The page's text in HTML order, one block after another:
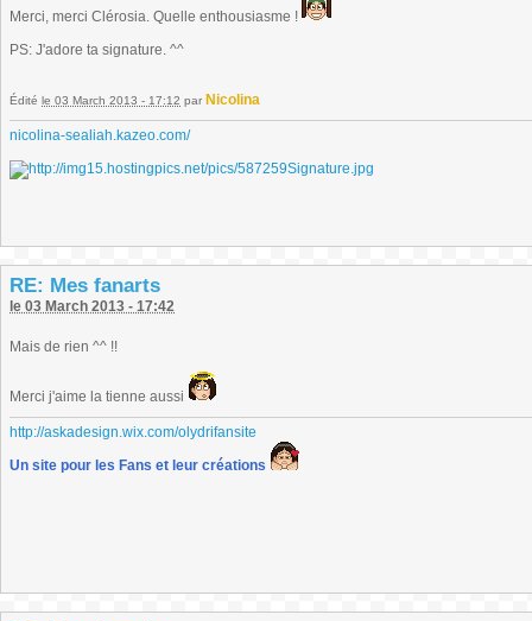
Merci, merci Clérosia. Quelle enthousiasme !
PS: J'adore ta signature. ^^
Édité le 03 March 2013 - 17:12 par Nicolina
nicolina-sealiah.kazeo.com/
RE: Mes fanarts
le 03 March 2013 - 17:42
Mais de rien ^^ !!
Merci j'aime la tienne aussi
http://askadesign.wix.com/olydrifansite
Un site pour les Fans et leur créations